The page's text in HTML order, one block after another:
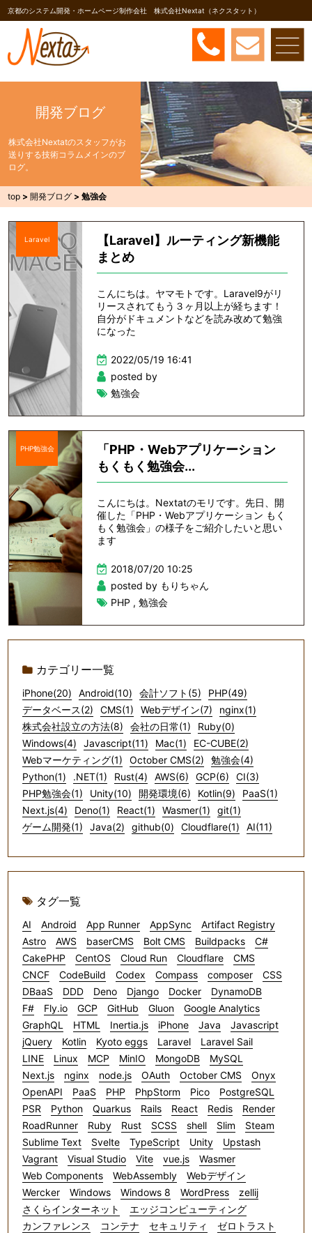
京都のシステム開発・ホームページ制作会社 株式会社Nextat（ネクスタット）
開発ブログ
株式会社Nextatのスタッフがお
送りする技術コラムメインのブ
ログ。
top >開発ブログ >勉強会
Laravel
【Laravel】ルーティング新機能
まとめ
こんにちは。ヤマモトです。Laravel9がリ
リースされてもう３ヶ月以上が経ちます！
自分がドキュメントなどを読み改めて勉強
になった
2022/05/19 16:41
posted by
勉強会
PHP勉強会
「PHP・Webアプリケーション
もくもく勉強会...
こんにちは。Nextatのモリです。先日、開
催した「PHP・Webアプリケーション もく
もく勉強会」の様子をご紹介したいと思い
ます
2018/07/20 10:25
posted by もりちゃん
PHP , 勉強会
カテゴリー一覧
iPhone(20) Android(10) 会計ソフト(5)
PHP(49)
データベース(2)
CMS(1) Webデザイン(7)
nginx(1)
株式会社設立の方法(8)
会社の日常(1)
Ruby(0)
Windows(4)
Javascript(11) Mac(1)
EC-CUBE(2)
Webマーケティング(1)
October CMS(2)
勉強会(4)
Python(1)
.NET(1) Rust(4) AWS(6) GCP(6)
CI(3)
PHP勉強会(1)
Unity(10) 開発環境(6) Kotlin(9)
PaaS(1)
Next.js(4)
Deno(1) React(1) Wasmer(1)
git(1)
ゲーム開発(1)
Java(2) github(0) Cloudflare(1) AI(11)
タグ一覧
AI Android App Runner AppSync
Artifact Registry
Astro
AWS baserCMS Bolt CMS Buildpacks
C#
CakePHP
CentOS Cloud Run Cloudflare
CMS
CNCF
CodeBuild Codex Compass composer
CSS
DBaaS
DDD Deno Django Docker
DynamoDB
F#
Fly.io GCP GitHub Gluon
Google Analytics
GraphQL
HTML Inertia.js iPhone Java
Javascript
jQuery
Kotlin Kyoto eggs Laravel
Laravel Sail
LINE
Linux MCP MinIO MongoDB
MySQL
Next.js
nginx node.js OAuth October CMS
Onyx
OpenAPI
PaaS PHP PhpStorm Pico
PostgreSQL
PSR
Python Quarkus Rails React Redis
Render
RoadRunner
Ruby Rust SCSS shell Slim
Steam
Sublime Text
Svelte TypeScript Unity
Upstash
Vagrant
Visual Studio Vite vue.js
Wasmer
Web Components
WebAssembly
Webデザイン
Wercker
Windows Windows 8 WordPress
zellij
さくらインターネット
エッジコンピューティング
カンファレンス
コンテナ セキュリティ
ゼロトラスト